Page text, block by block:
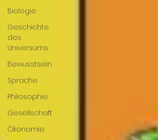
Biologie
Geschichte
des
Universums
Bewusstsein
Sprache
Philosophie
Gesellschaft
Ökonomie